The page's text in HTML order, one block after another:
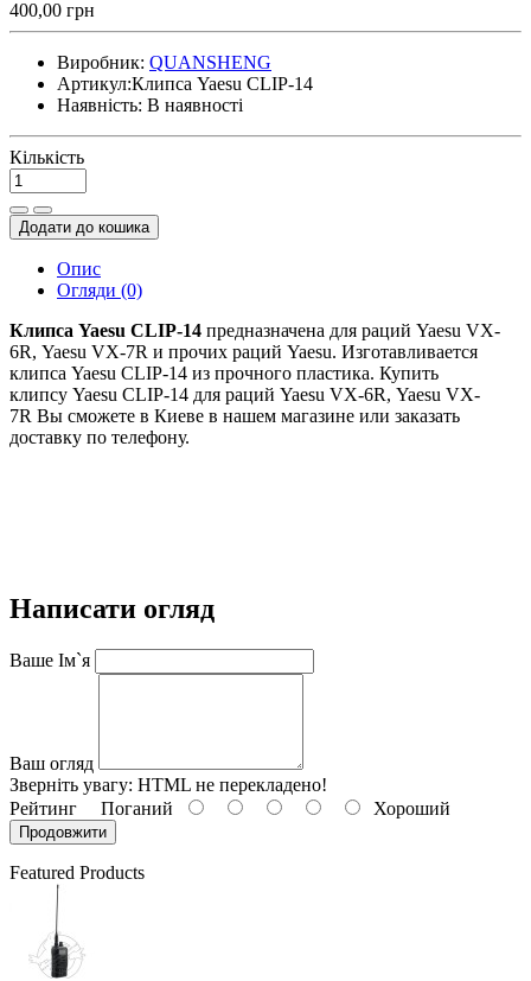
400,00 грн
Виробник: QUANSHENG
Артикул:Клипса Yaesu CLIP-14
Наявність: В наявності
Кількість
Додати до кошика
Опис
Огляди (0)
Клипса Yaesu CLIP-14 предназначена для раций Yaesu VX-
6R, Yaesu VX-7R и прочих раций Yaesu. Изготавливается
клипса Yaesu CLIP-14 из прочного пластика. Купить
клипсу Yaesu CLIP-14 для раций Yaesu VX-6R, Yaesu VX-
7R Вы сможете в Киеве в нашем магазине или заказать
доставку по телефону.
Написати огляд
Ваше Ім`я
Ваш огляд
Зверніть увагу: HTML не перекладено!
Рейтинг Поганий Хороший
Продовжити
Featured Products